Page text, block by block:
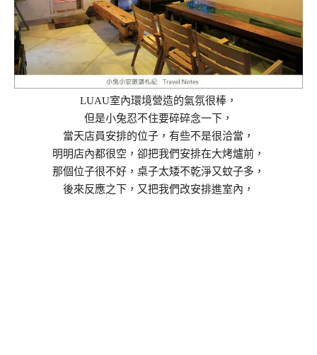
LUAU室內環境營造的氣氛很棒，
但是小兔忍不住要碎碎念一下，
當天店員安排的位子，有些不是很洽當，
明明店內都很空，卻把我們安排在大烤爐前，
那個位子很不好，桌子太矮不乾淨又蚊子多，
後來反應之下，又把我們改安排進室內，